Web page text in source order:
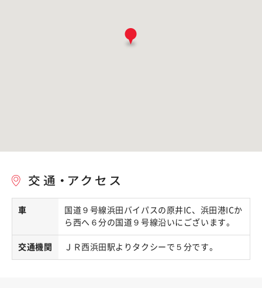
車
国道９号線浜田バイパスの原井IC、浜田港ICか
ら西へ６分の国道９号線沿いにございます。
交通機関 ＪＲ西浜田駅よりタクシーで５分です。